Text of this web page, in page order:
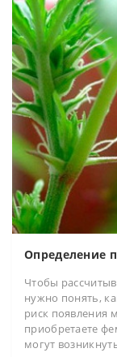
Определение
Чтобы
нужно понять,
риск появления
приобретаете
могут